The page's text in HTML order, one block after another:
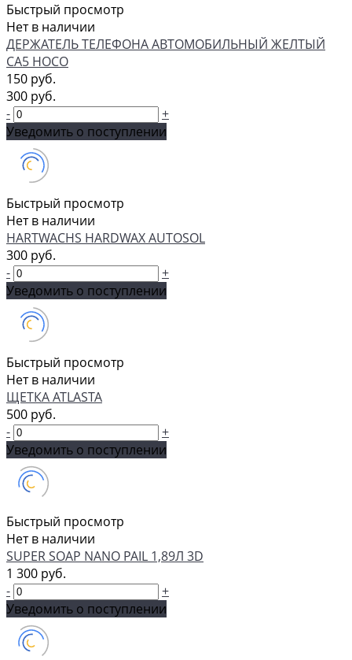
Быстрый просмотр
Нет в наличии
ДЕРЖАТЕЛЬ ТЕЛЕФОНА АВТОМОБИЛЬНЫЙ ЖЕЛТЫЙ
CA5 HOCO
150 руб.
300 руб.
-
+
Уведомить о поступлении
Быстрый просмотр
Нет в наличии
HARTWACHS HARDWAX AUTOSOL
300 руб.
-
+
Уведомить о поступлении
Быстрый просмотр
Нет в наличии
ЩЕТКА ATLASTA
500 руб.
-
+
Уведомить о поступлении
Быстрый просмотр
Нет в наличии
SUPER SOAP NANO PAIL 1,89Л 3D
1 300 руб.
-
+
Уведомить о поступлении